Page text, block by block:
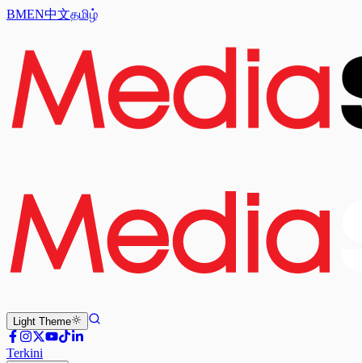
BMEN中文தமிழ்
Light Theme
Terkini